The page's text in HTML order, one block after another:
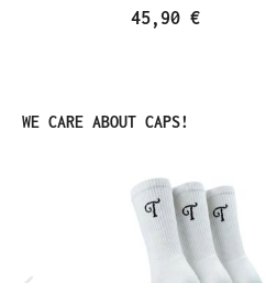
45,90 €
Produktgalerie überspringen
WE CARE ABOUT CAPS!